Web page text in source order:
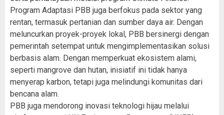
Program Adaptasi PBB juga berfokus pada sektor yang
rentan, termasuk pertanian dan sumber daya air. Dengan
meluncurkan proyek-proyek lokal, PBB bersinergi dengan
pemerintah setempat untuk mengimplementasikan solusi
berbasis alam. Dengan memperkuat ekosistem alami,
seperti mangrove dan hutan, inisiatif ini tidak hanya
menyerap karbon, tetapi juga melindungi komunitas dari
bencana alam.
PBB juga mendorong inovasi teknologi hijau melalui